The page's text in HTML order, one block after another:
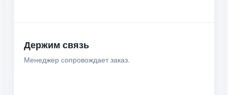
Держим связь
Менеджер сопровождает заказ.